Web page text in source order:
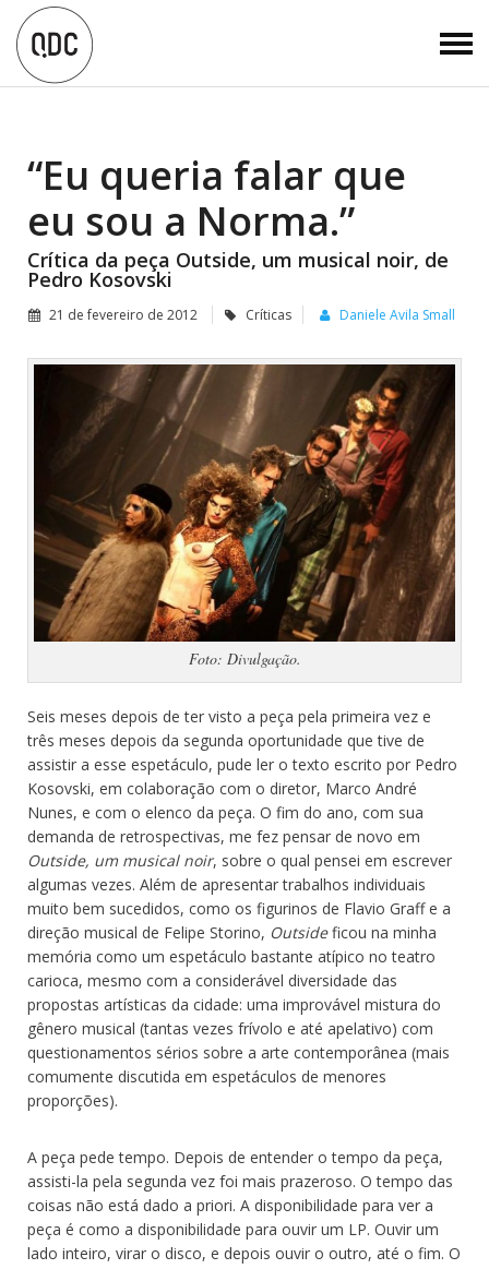
“Eu queria falar que
eu sou a Norma.”
Crítica da peça Outside, um musical noir, de
Pedro Kosovski
21 de fevereiro de 2012 Críticas Daniele Avila Small
Foto: Divulgação.
Seis meses depois de ter visto a peça pela primeira vez e
três meses depois da segunda oportunidade que tive de
assistir a esse espetáculo, pude ler o texto escrito por Pedro
Kosovski, em colaboração com o diretor, Marco André
Nunes, e com o elenco da peça. O fim do ano, com sua
demanda de retrospectivas, me fez pensar de novo em
Outside, um musical noir, sobre o qual pensei em escrever
algumas vezes. Além de apresentar trabalhos individuais
muito bem sucedidos, como os figurinos de Flavio Graff e a
direção musical de Felipe Storino, Outsideficou na minha
memória como um espetáculo bastante atípico no teatro
carioca, mesmo com a considerável diversidade das
propostas artísticas da cidade: uma improvável mistura do
gênero musical (tantas vezes frívolo e até apelativo) com
questionamentos sérios sobre a arte contemporânea (mais
comumente discutida em espetáculos de menores
proporções).
A peça pede tempo. Depois de entender o tempo da peça,
assisti-la pela segunda vez foi mais prazeroso. O tempo das
coisas não está dado a priori. A disponibilidade para ver a
peça é como a disponibilidade para ouvir um LP. Ouvir um
lado inteiro, virar o disco, e depois ouvir o outro, até o fim. O